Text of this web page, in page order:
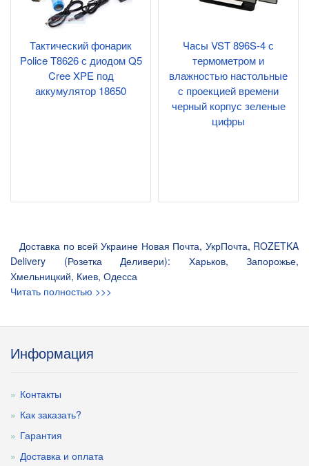
Тактический фонарик
Police T8626 с диодом Q5
Cree XPE под
аккумулятор 18650
Часы VST 896S-4 с
термометром и
влажностью настольные
с проекцией времени
черный корпус зеленые
цифры
Доставка по всей Украине Новая Почта, УкрПочта, ROZETKA
Delivery (Розетка Деливери): Харьков, Запорожье,
Хмельницкий, Киев, Одесса
Читать полностью >>>
Информация
Контакты
Как заказать?
Гарантия
Доставка и оплата